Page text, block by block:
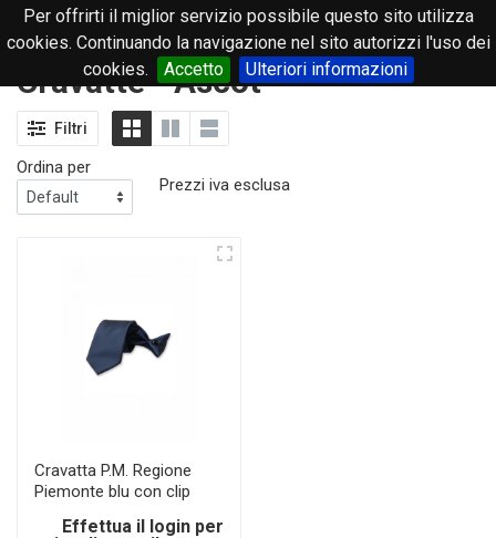
Per offrirti il miglior servizio possibile questo sito utilizza
cookies. Continuando la navigazione nel sito autorizzi l'uso dei
cookies.
Accetto Ulteriori informazioni
0
Cravatte - Ascot
Filtri
Ordina per
Prezzi iva esclusa
Cravatta P.M. Regione
Piemonte blu con clip
Effettua il login per